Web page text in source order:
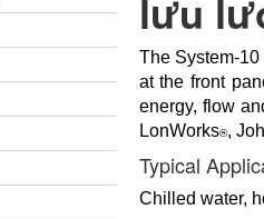
lưu
The System-
at the front
energy, flow
LonWorks®,
Typical
Chilled water,